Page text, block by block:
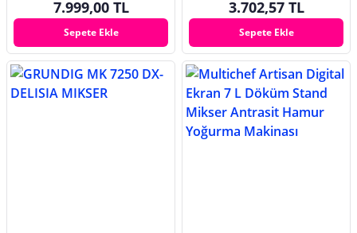
7.999,00 TL
Sepete Ekle
3.702,57 TL
Sepete Ekle